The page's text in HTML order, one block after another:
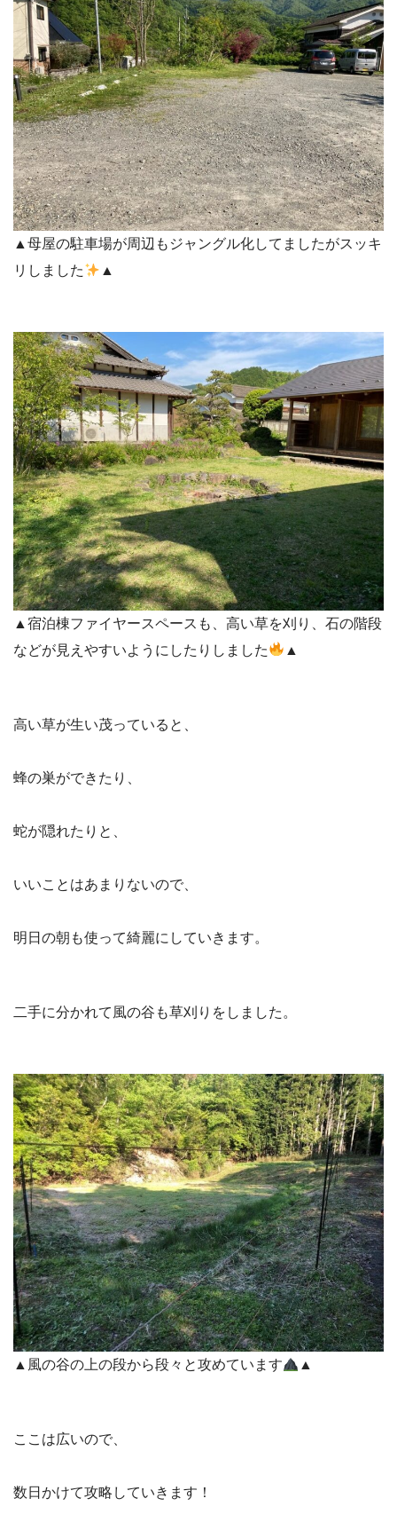
▲母屋の駐車場が周辺もジャングル化してましたがスッキ
リしました
▲
▲宿泊棟ファイヤースペースも、高い草を刈り、石の階段
などが見えやすいようにしたりしました
▲
高い草が生い茂っていると、
蜂の巣ができたり、
蛇が隠れたりと、
いいことはあまりないので、
明日の朝も使って綺麗にしていきます。
二手に分かれて風の谷も草刈りをしました。
▲風の谷の上の段から段々と攻めています ▲
ここは広いので、
数日かけて攻略していきます！